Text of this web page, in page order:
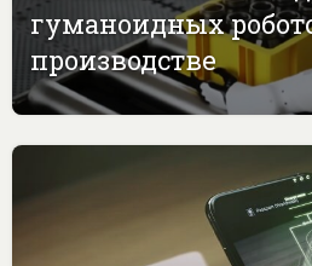
гуманоидных
производстве